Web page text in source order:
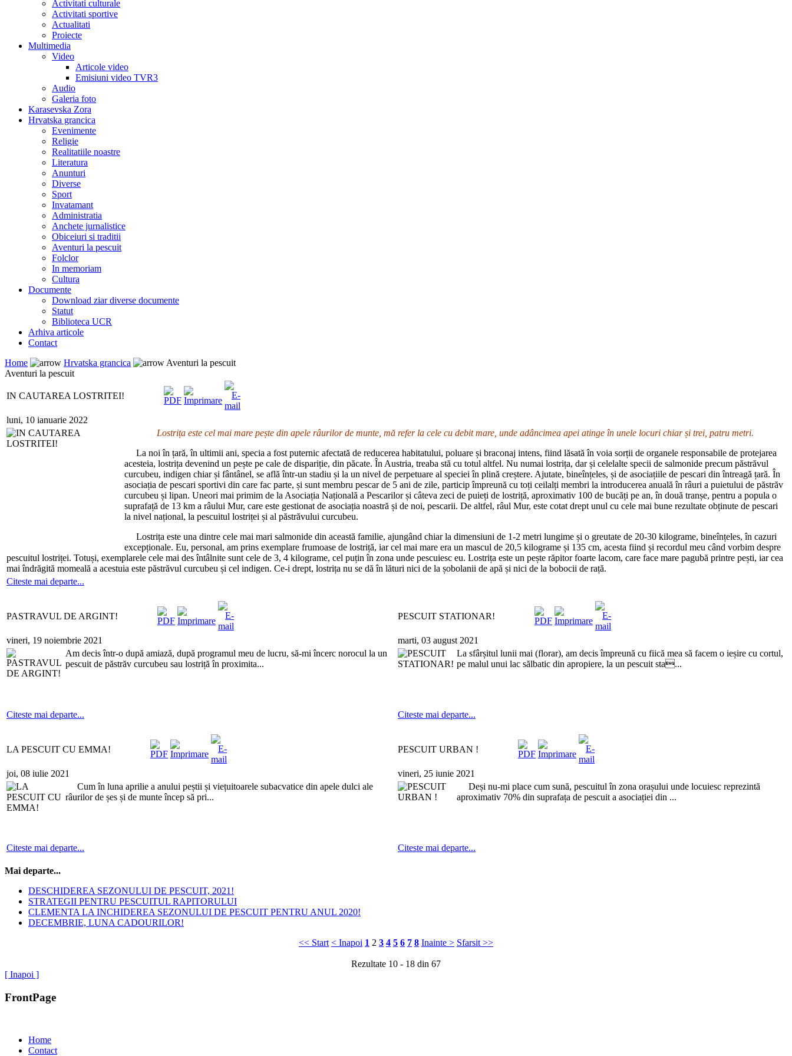
Activitati culturale
Activitati sportive
Actualitati
Proiecte
Multimedia
Video
Articole video
Emisiuni video TVR3
Audio
Galeria foto
Karasevska Zora
Hrvatska grancica
Evenimente
Religie
Realitatiile noastre
Literatura
Anunturi
Diverse
Sport
Invatamant
Administratia
Anchete jurnalistice
Obiceiuri si traditii
Aventuri la pescuit
Folclor
In memoriam
Cultura
Documente
Download ziar diverse documente
Statut
Biblioteca UCR
Arhiva articole
Contact
Home
Hrvatska grancica
Aventuri la pescuit
Aventuri la pescuit
IN CAUTAREA LOSTRITEI!
luni, 10 ianuarie 2022
Lostrița este cel mai mare pește din apele râurilor de munte, mă refer la cele cu debit mare, unde adâncimea apei atinge în unele locuri chiar și trei, patru metri.
La noi în țară, în ultimii ani, specia a fost puternic afectată de reducerea habitatului, poluare și braconaj intens, fiind lăsată în voia sorții de organele responsabile de protejarea
acesteia, lostrița devenind un pește pe cale de dispariție, din păcate. În Austria, treaba stă cu totul altfel. Nu numai lostrița, dar și celelalte specii de salmonide precum păstrăvul
curcubeu, indigen chiar și fântânel, se află într-un stadiu și la un nivel de perpetuare al speciei în plină creștere. Ajutate, bineînțeles, și de asociațiile de pescari din întreagă țară. În
asociația de pescari sportivi din care fac parte, și sunt membru pescar de 5 ani de zile, particip împreună cu toți ceilalți membri la introducerea anuală în râuri a puietului de păstrăv
curcubeu și lipan. Uneori mai primim de la Asociația Națională a Pescarilor și câteva zeci de puieți de lostriță, aproximativ 100 de bucăți pe an, în două tranșe, pentru a popula o
suprafață de 13 km a râului Mur, care este gestionat de asociația noastră și de noi, pescarii. De altfel, râul Mur, este cotat drept unul cu cele mai bune rezultate obținute de pescari
la nivel național, la pescuitul lostriței și al păstrăvului curcubeu.
Lostrița este una dintre cele mai mari salmonide din această familie, ajungând chiar la dimensiuni de 1-2 metri lungime și o greutate de 20-30 kilograme, bineînțeles, în cazuri
excepționale. Eu, personal, am prins exemplare frumoase de lostriță, iar cel mai mare era un mascul de 20,5 kilograme și 135 cm, acesta fiind și recordul meu când vorbim despre
pescuitul lostriței. Totuși, exemplarele cele mai des întâlnite sunt cele de 3, 4 kilograme, cel puțin în zona unde pescuiesc eu. Lostrița este un pește răpitor foarte lacom, care face mare pagubă printre pești, iar cea
mai îndrăgită momeală a acestuia este păstrăvul curcubeu și cel indigen. Ce-i drept, lostrița nu se dă în lături nici de la șobolanii de apă și nici de la bobocii de rață.
Citeste mai departe...
PASTRAVUL DE ARGINT!
vineri, 19 noiembrie 2021
Am decis într-o după amiază, după programul meu de lucru, să-mi încerc norocul la un
pescuit de păstrăv curcubeu sau lostriță în proximita...
Citeste mai departe...
PESCUIT STATIONAR!
marti, 03 august 2021
La sfârșitul lunii mai (florar), am decis împreună cu fiică mea să facem o ieșire cu cortul,
pe malul unui lac sălbatic din apropiere, la un pescuit sta...
Citeste mai departe...
LA PESCUIT CU EMMA!
joi, 08 iulie 2021
Cum în luna aprilie a anului peștii și viețuitoarele subacvatice din apele dulci ale
râurilor de șes și de munte încep să pri...
Citeste mai departe...
PESCUIT URBAN !
vineri, 25 iunie 2021
Deși nu-mi place cum sună, pescuitul în zona orașului unde locuiesc reprezintă
aproximativ 70% din suprafața de pescuit a asociației din ...
Citeste mai departe...
Mai departe...
DESCHIDEREA SEZONULUI DE PESCUIT, 2021!
STRATEGII PENTRU PESCUITUL RAPITORULUI
CLEMENTA LA INCHIDEREA SEZONULUI DE PESCUIT PENTRU ANUL 2020!
DECEMBRIE, LUNA CADOURILOR!
<< Start < Inapoi 1 2 3 4 5 6 7 8 Inainte > Sfarsit >>
Rezultate 10 - 18 din 67
[ Inapoi ]
FrontPage
Home
Contact